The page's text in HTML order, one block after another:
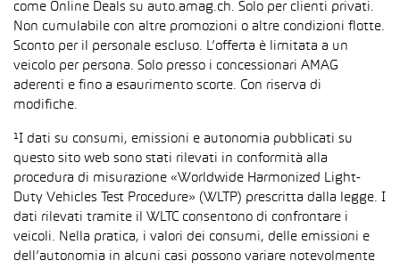
come Online Deals su auto.amag.ch. Solo per clienti privati.
Non cumulabile con altre promozioni o altre condizioni flotte.
Sconto per il personale escluso. L’offerta è limitata a un
veicolo per persona. Solo presso i concessionari AMAG
aderenti e fino a esaurimento scorte. Con riserva di
modifiche.
¹I dati su consumi, emissioni e autonomia pubblicati su
questo sito web sono stati rilevati in conformità alla
procedura di misurazione «Worldwide Harmonized Light-
Duty Vehicles Test Procedure» (WLTP) prescritta dalla legge. I
dati rilevati tramite il WLTC consentono di confrontare i
veicoli. Nella pratica, i valori dei consumi, delle emissioni e
dell’autonomia in alcuni casi possono variare notevolmente